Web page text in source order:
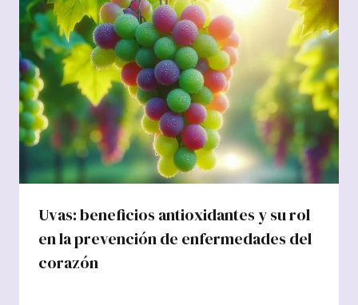
Uvas: beneficios antioxidantes y su rol
en la prevención de enfermedades del
corazón